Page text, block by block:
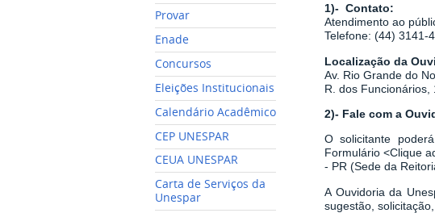
Provar
Enade
Concursos
Eleições Institucionais
Calendário Acadêmico
CEP UNESPAR
CEUA UNESPAR
Carta de Serviços da
Unespar
1)- Contato:
Atendimento ao
Telefone: (44) 3141-
Localização da
Av. Rio Grande do
R. dos Funcionários,
2)- Fale com a
O solicitante
Formulário <Clique
- PR (Sede da
A Ouvidoria da
sugestão,